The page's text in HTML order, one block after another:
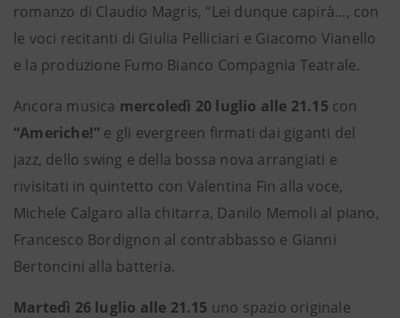
romanzo di Claudio Magris, “Lei dunque capirà..., con
le voci recitanti di Giulia Pelliciari e Giacomo Vianello
e la produzione Fumo Bianco Compagnia Teatrale.
Ancora musica mercoledì 20 luglio alle 21.15 con
“Americhe!” e gli evergreen firmati dai giganti del
jazz, dello swing e della bossa nova arrangiati e
rivisitati in quintetto con Valentina Fin alla voce,
Michele Calgaro alla chitarra, Danilo Memoli al piano,
Francesco Bordignon al contrabbasso e Gianni
Bertoncini alla batteria.
Martedì 26 luglio alle 21.15 uno spazio originale